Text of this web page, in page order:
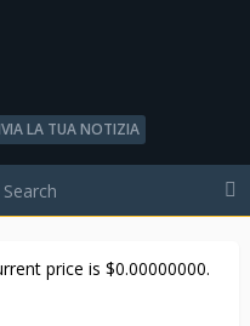
LA TUA NOTIZIA
price is $0.00000000.